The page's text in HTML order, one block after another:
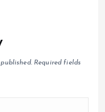
Required fields